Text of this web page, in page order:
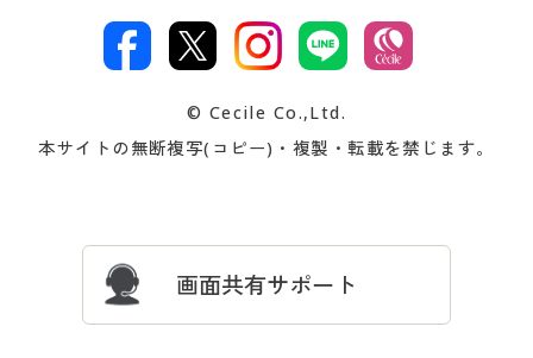
著作権・商標について 会社案内
プレゼント＆キャンペーン サイトマップ
交換・返品は お支払は
ついて
忘れの場合
© Cecile Co.,Ltd.
本サイトの無断複写(コピー)・複製・転載を禁じます。
画面共有サポート